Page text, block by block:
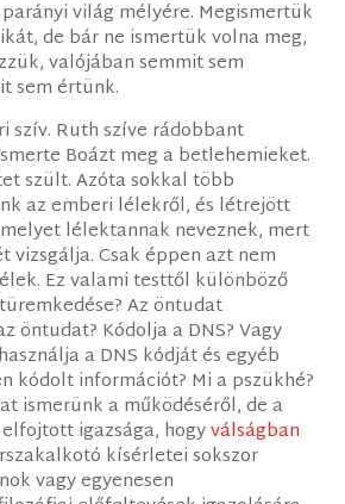
világ mélyére. Megismertük
de bár ne ismertük volna meg,
valójában semmit sem
sem értünk.
szív. Ruth szíve rádobbant
Boázt meg a betlehemieket.
szült. Azóta sokkal több
az emberi lélekről, és létrejött
lélektannak neveznek, mert
vizsgálja. Csak éppen azt nem
Ez valami testtől különböző
Az öntudat
öntudat? Kódolja a DNS? Vagy
a DNS kódját és egyéb
kódolt információt? Mi a pszükhé?
ismerünk a működéséről, de a
igazsága, hogyválságban
kísérletei sokszor
vagy egyenesen